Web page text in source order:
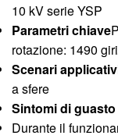
10 kV serie YSP
Parametri chiave
rotazione: 1490
Scenari
a sfere
Sintomi di guasto
Durante il